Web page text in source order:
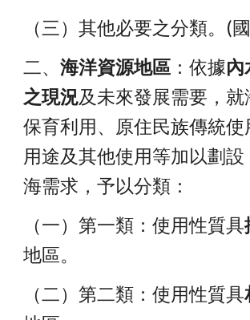
（三）其他必要之分類。(
二、海洋資源地區 ：依據內
之現況及未來發展需要，就
保育利用、原住民族傳統使
用途及其他使用等加以劃設
海需求，予以分類：
（一）第一類：使用性質具
地區。
（二）第二類：使用性質具